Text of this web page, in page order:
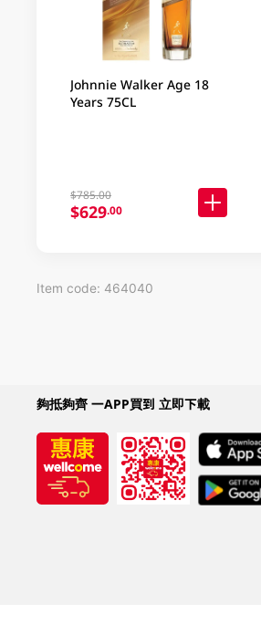
Johnnie Walker Age 18
Years 75CL
$785.00
$629.00
Item code: 464040
夠抵夠齊 一APP買到 立即下載